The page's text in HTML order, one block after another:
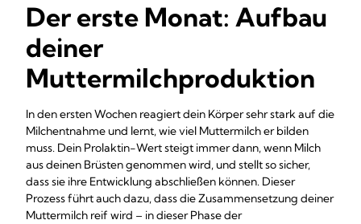
Der erste Monat: Aufbau
deiner
Muttermilchproduktion
In den ersten Wochen reagiert dein Körper sehr stark auf die
Milchentnahme und lernt, wie viel Muttermilch er bilden
muss. Dein Prolaktin-Wert steigt immer dann, wenn Milch
aus deinen Brüsten genommen wird, und stellt so sicher,
dass sie ihre Entwicklung abschließen können. Dieser
Prozess führt auch dazu, dass die Zusammensetzung deiner
Muttermilch reif wird – in dieser Phase der